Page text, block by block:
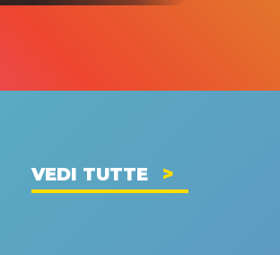
VEDI TUTTE